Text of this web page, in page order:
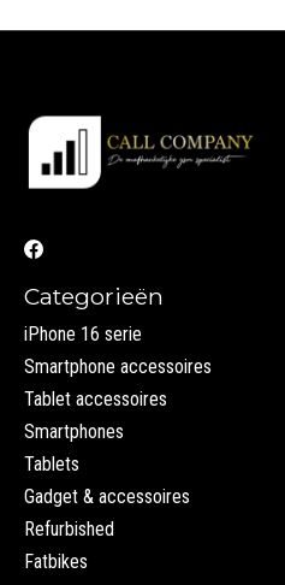
Categorieën
iPhone 16 serie
Smartphone accessoires
Tablet accessoires
Smartphones
Tablets
Gadget & accessoires
Refurbished
Fatbikes